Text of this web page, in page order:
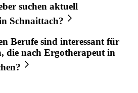
suchen aktuell
Schnaittach?
Berufe sind interessant für
die nach Ergotherapeut in